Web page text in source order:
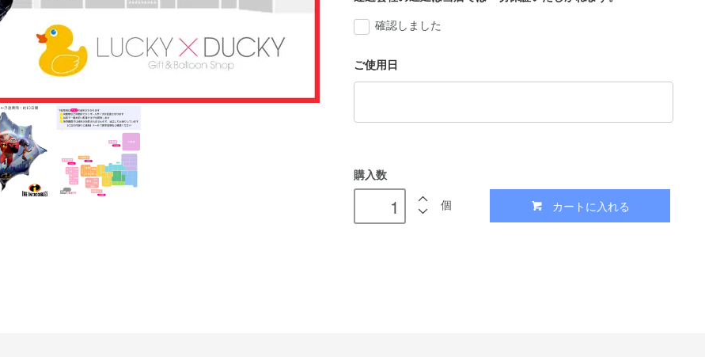
確認しました
ご使用日
購入数
個 カートに入れる